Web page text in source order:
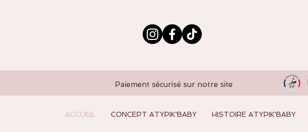
Paiement sécurisé sur notre site
ACCUEIL CONCEPT ATYPIK'BABY HISTOIRE ATYPIK'BABY